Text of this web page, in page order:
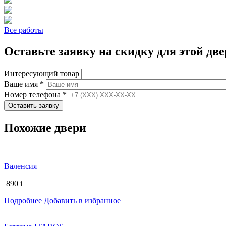
Все работы
Оставьте заявку на скидку для этой
Интересующий товар
Ваше имя *
Номер телефона *
Похожие двери
Валенсия
890 i
Подробнее Добавить в избранное